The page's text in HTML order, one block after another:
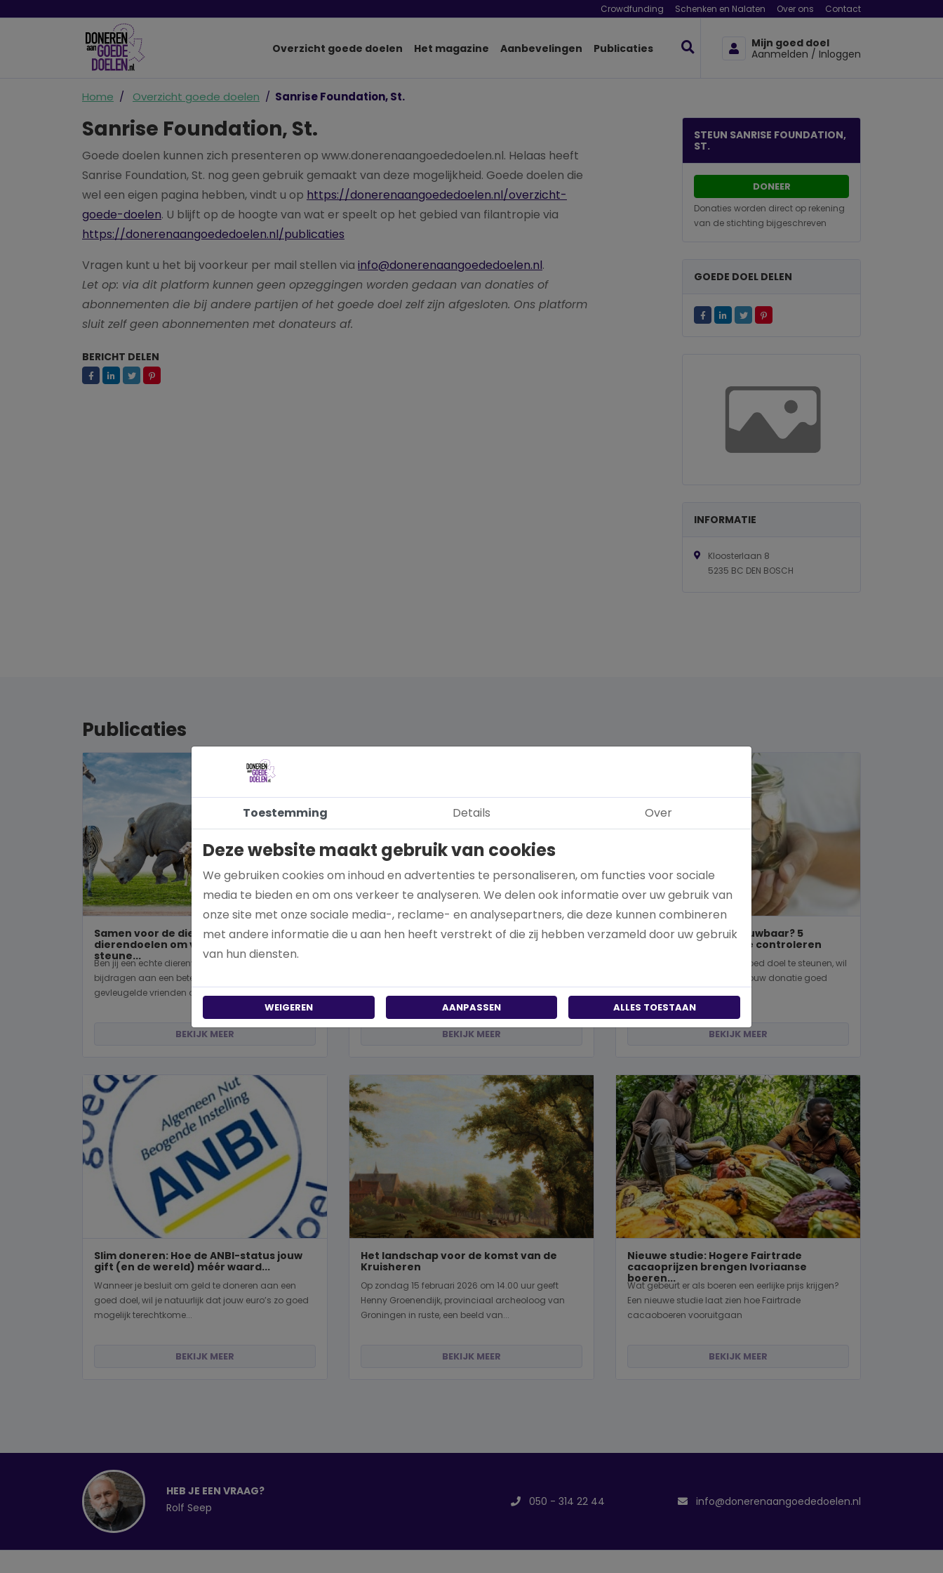
Crowdfunding Schenken en Nalaten Over ons Contact
Overzicht goede doelen Het magazine Aanbevelingen Publicaties
Mijn goed doel
Aanmelden / Inloggen
Home Overzicht goede doelen Sanrise Foundation, St.
Sanrise Foundation, St.
Goede doelen kunnen zich presenteren op www.donerenaangoededoelen.nl. Helaas heeft
Sanrise Foundation, St. nog geen gebruik gemaakt van deze mogelijkheid. Goede doelen die
wel een eigen pagina hebben, vindt u op https://donerenaangoededoelen.nl/overzicht-
goede-doelen. U blijft op de hoogte van wat er speelt op het gebied van filantropie via
https://donerenaangoededoelen.nl/publicaties
Vragen kunt u het bij voorkeur per mail stellen via info@donerenaangoededoelen.nl.
Let op: via dit platform kunnen geen opzeggingen worden gedaan van donaties of
abonnementen die bij andere partijen of het goede doel zelf zijn afgesloten. Ons platform
sluit zelf geen abonnementen met donateurs af.
BERICHT DELEN
STEUN SANRISE FOUNDATION,
ST.
DONEER
Donaties worden direct op rekening
van de stichting bijgeschreven
GOEDE DOEL DELEN
INFORMATIE
Kloosterlaan 8
5235 BC DEN BOSCH
Publicaties
Samen voor de dieren: De mooiste
dierendoelen om vandaag nog te
steune...
Ben jij een echte dierenvriend en wil je graag
bijdragen aan een betere wereld voor viervoeters,
gevleugelde vrienden of wild...
BEKIJK MEER
Hoe kies je een goed doel dat écht bij je
BEKIJK MEER
Is een goed doel betrouwbaar? 5
manieren om dit zelf te controleren
Wanneer je besluit om een goed doel te steunen, wil
je natuurlijk zeker weten dat jouw donatie goed
BEKIJK MEER
Slim doneren: Hoe de ANBI-status jouw
gift (en de wereld) méér waard...
Wanneer je besluit om geld te doneren aan een
goed doel, wil je natuurlijk dat jouw euro’s zo goed
mogelijk terechtkome...
BEKIJK MEER
Het landschap voor de komst van de
Kruisheren
Op zondag 15 februari 2026 om 14.00 uur geeft
Henny Groenendijk, provinciaal archeoloog van
Groningen in ruste, een beeld van...
BEKIJK MEER
Nieuwe studie: Hogere Fairtrade
cacaoprijzen brengen Ivoriaanse
boeren...
Wat gebeurt er als boeren een eerlijke prijs krijgen?
Een nieuwe studie laat zien hoe Fairtrade
cacaoboeren vooruitgaan
BEKIJK MEER
HEB JE EEN VRAAG?
Rolf Seep
050 - 314 22 44 info@donerenaangoededoelen.nl
Toestemming Details Over
Deze website maakt gebruik van cookies
We gebruiken cookies om inhoud en advertenties te personaliseren, om functies voor sociale
media te bieden en om ons verkeer te analyseren. We delen ook informatie over uw gebruik van
onze site met onze sociale media-, reclame- en analysepartners, die deze kunnen combineren
met andere informatie die u aan hen heeft verstrekt of die zij hebben verzameld door uw gebruik
van hun diensten.
WEIGEREN AANPASSEN ALLES TOESTAAN